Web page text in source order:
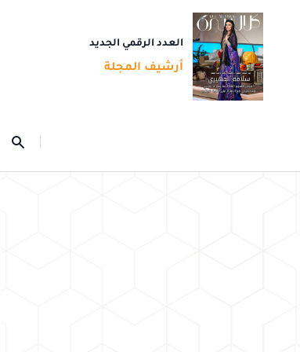
العدد الرقمي الجديد
أرشيف المجلة